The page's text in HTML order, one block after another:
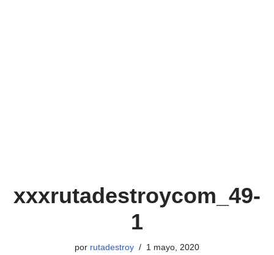
xxxrutadestroycom_49-
1
por rutadestroy 1 mayo, 2020